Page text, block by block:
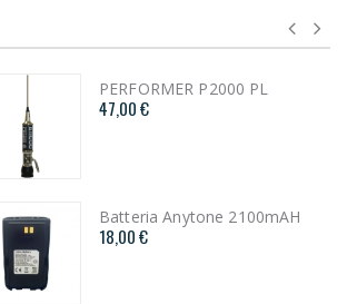
PERFORMER P2000 PL
47,00 €
Batteria Anytone 2100mAH
18,00 €